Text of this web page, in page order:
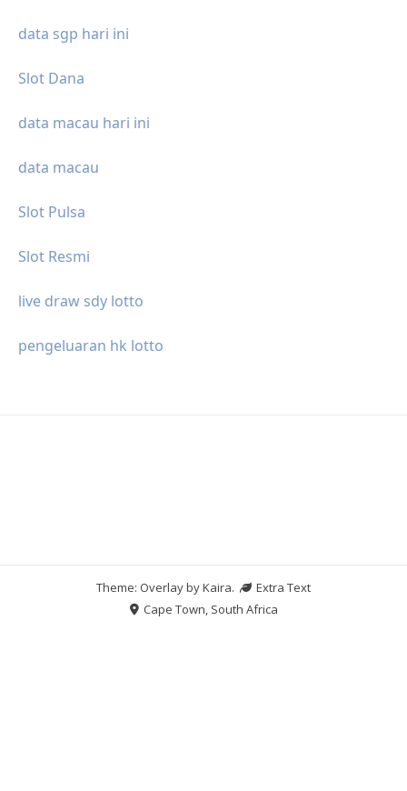
data sgp hari ini
Slot Dana
data macau hari ini
data macau
Slot Pulsa
Slot Resmi
live draw sdy lotto
pengeluaran hk lotto
Theme: Overlay byKaira.
Extra Text
Cape Town, South Africa